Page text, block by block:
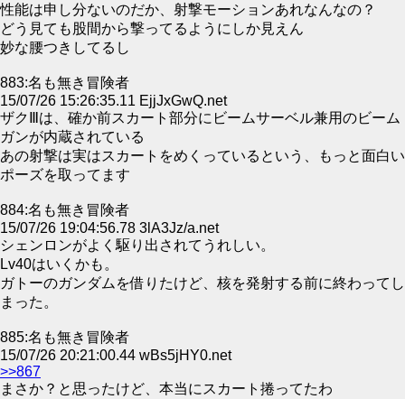
性能は申し分ないのだか、射撃モーションあれなんなの？
どう見ても股間から撃ってるようにしか見えん
妙な腰つきしてるし
883:名も無き冒険者
15/07/26 15:26:35.11 EjjJxGwQ.net
ザクⅢは、確か前スカート部分にビームサーベル兼用のビーム
ガンが内蔵されている
あの射撃は実はスカートをめくっているという、もっと面白い
ポーズを取ってます
884:名も無き冒険者
15/07/26 19:04:56.78 3lA3Jz/a.net
シェンロンがよく駆り出されてうれしい。
Lv40はいくかも。
ガトーのガンダムを借りたけど、核を発射する前に終わってし
まった。
885:名も無き冒険者
15/07/26 20:21:00.44 wBs5jHY0.net
>>867
まさか？と思ったけど、本当にスカート捲ってたわ